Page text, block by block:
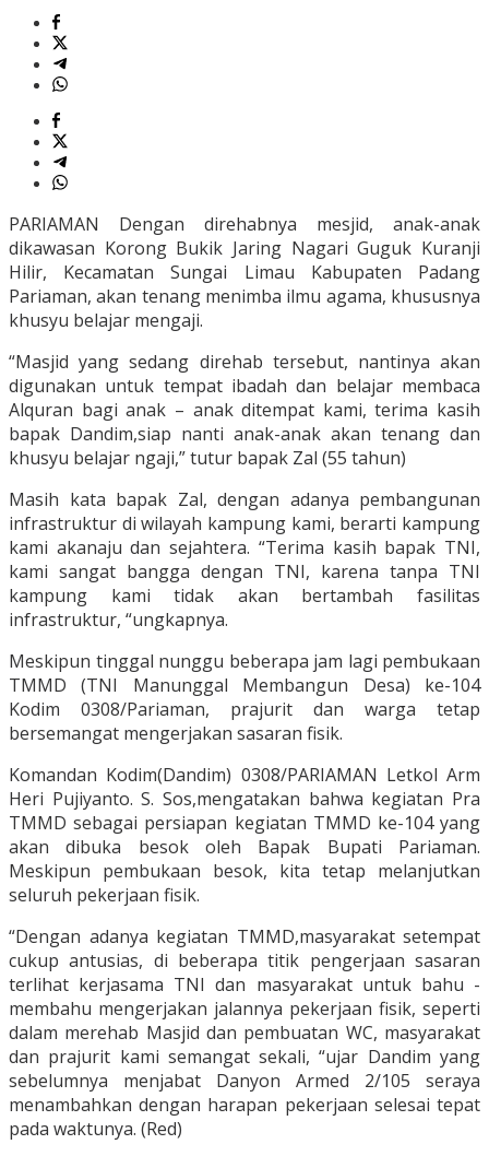
PARIAMAN Dengan direhabnya mesjid, anak-anak
dikawasan Korong Bukik Jaring Nagari Guguk Kuranji
Hilir, Kecamatan Sungai Limau Kabupaten Padang
Pariaman, akan tenang menimba ilmu agama, khususnya
khusyu belajar mengaji.
“Masjid yang sedang direhab tersebut, nantinya akan
digunakan untuk tempat ibadah dan belajar membaca
Alquran bagi anak – anak ditempat kami, terima kasih
bapak Dandim,siap nanti anak-anak akan tenang dan
khusyu belajar ngaji,” tutur bapak Zal (55 tahun)
Masih kata bapak Zal, dengan adanya pembangunan
infrastruktur di wilayah kampung kami, berarti kampung
kami akanaju dan sejahtera. “Terima kasih bapak TNI,
kami sangat bangga dengan TNI, karena tanpa TNI
kampung kami tidak akan bertambah fasilitas
infrastruktur, “ungkapnya.
Meskipun tinggal nunggu beberapa jam lagi pembukaan
TMMD (TNI Manunggal Membangun Desa) ke-104
Kodim 0308/Pariaman, prajurit dan warga tetap
bersemangat mengerjakan sasaran fisik.
Komandan Kodim(Dandim) 0308/PARIAMAN Letkol Arm
Heri Pujiyanto. S. Sos,mengatakan bahwa kegiatan Pra
TMMD sebagai persiapan kegiatan TMMD ke-104 yang
akan dibuka besok oleh Bapak Bupati Pariaman.
Meskipun pembukaan besok, kita tetap melanjutkan
seluruh pekerjaan fisik.
“Dengan adanya kegiatan TMMD,masyarakat setempat
cukup antusias, di beberapa titik pengerjaan sasaran
terlihat kerjasama TNI dan masyarakat untuk bahu -
membahu mengerjakan jalannya pekerjaan fisik, seperti
dalam merehab Masjid dan pembuatan WC, masyarakat
dan prajurit kami semangat sekali, “ujar Dandim yang
sebelumnya menjabat Danyon Armed 2/105 seraya
menambahkan dengan harapan pekerjaan selesai tepat
pada waktunya. (Red)